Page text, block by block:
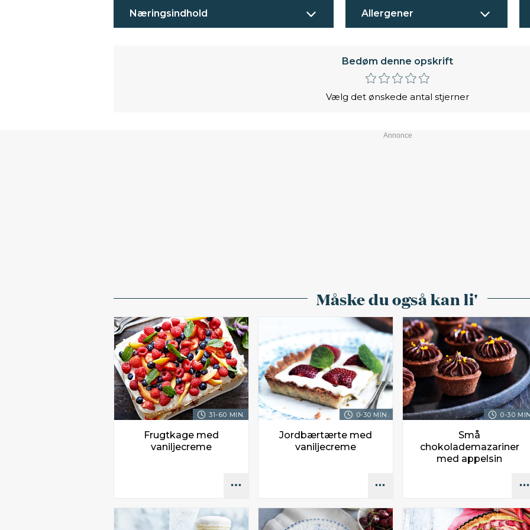
Næringsindhold Allergener
Bedøm denne opskrift
Vælg det ønskede antal stjerner
Måske du også kan li'
31-60 MIN.
Frugtkage med
vaniljecreme
0-30 MIN.
Jordbærtærte med
vaniljecreme
0-30
Små
chokolademazariner
med appelsin